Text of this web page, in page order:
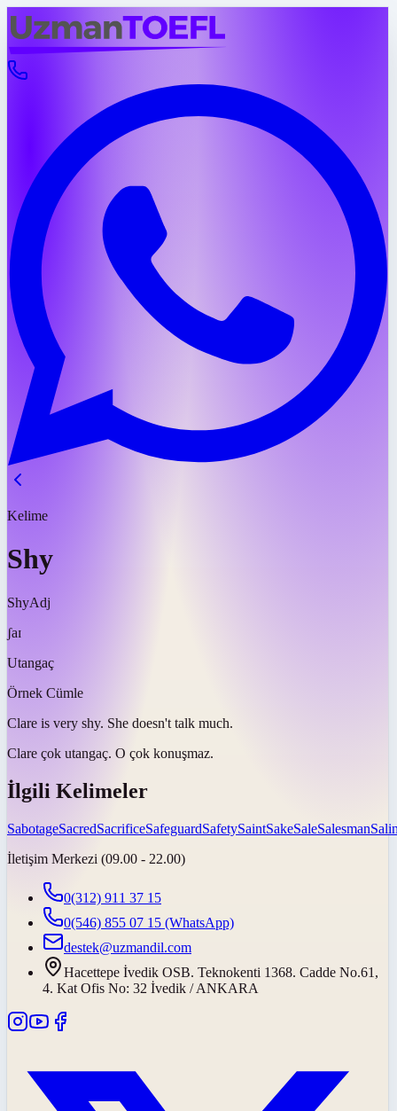
Kelime
Shy
ShyAdj
ʃaɪ
Utangaç
Örnek Cümle
Clare is very shy. She doesn't talk much.
Clare çok utangaç. O çok konuşmaz.
İlgili Kelimeler
SabotageSacredSacrificeSafeguardSafetySaintSakeSaleSalesman
İletişim Merkezi (09.00 - 22.00)
0(312) 911 37 15
0(546) 855 07 15 (WhatsApp)
destek@uzmandil.com
Hacettepe İvedik OSB. Teknokenti 1368. Cadde No.61,
4. Kat Ofis No: 32 İvedik / ANKARA